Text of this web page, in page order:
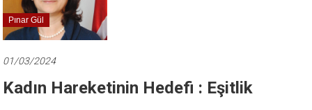
Pınar Gül
01/03/2024
Kadın Hareketinin Hedefi : Eşitlik